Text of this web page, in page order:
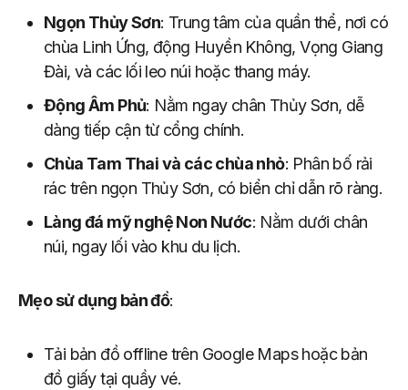
Ngọn Thủy Sơn: Trung tâm của quần thể, nơi có
chùa Linh Ứng, động Huyền Không, Vọng Giang
Đài, và các lối leo núi hoặc thang máy.
Động Âm Phủ: Nằm ngay chân Thủy Sơn, dễ
dàng tiếp cận từ cổng chính.
Chùa Tam Thai và các chùa nhỏ: Phân bố rải
rác trên ngọn Thủy Sơn, có biển chỉ dẫn rõ ràng.
Làng đá mỹ nghệ Non Nước: Nằm dưới chân
núi, ngay lối vào khu du lịch.
Mẹo sử dụng bản đồ:
Tải bản đồ offline trên Google Maps hoặc bản
đồ giấy tại quầy vé.